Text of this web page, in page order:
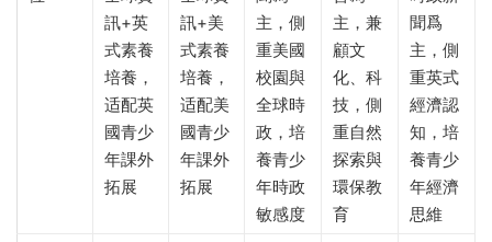
訊+英
式素養
培養，
适配英
國青少
年課外
拓展
訊+美
式素養
培養，
适配美
國青少
年課外
拓展
主，側
重美國
校園與
全球時
政，培
養青少
年時政
敏感度
主，兼
顧文
化、科
技，側
重自然
探索與
環保教
育
聞爲
主，側
重英式
經濟認
知，培
養青少
年經濟
思維